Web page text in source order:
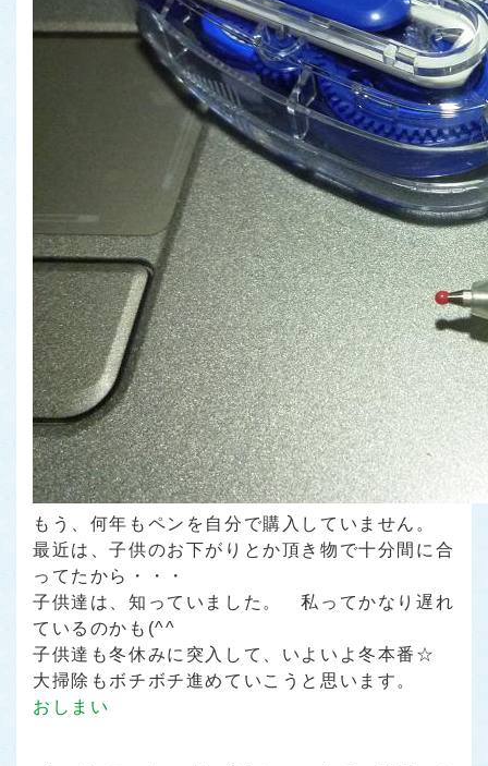
もう、何年もペンを自分で購入していません。
最近は、子供のお下がりとか頂き物で十分間に合
ってたから・・・
子供達は、知っていました。 私ってかなり遅れ
ているのかも(^^ゞ
子供達も冬休みに突入して、いよいよ冬本番☆
大掃除もボチボチ進めていこうと思います。
おしまい